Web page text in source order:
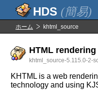
(簡易)
ホーム khtml_source
HTML
khtml_source-5.115.0-2-
KHTML is a web
technology and using